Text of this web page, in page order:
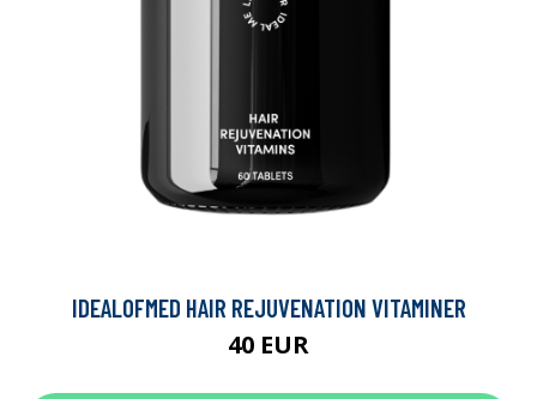
IDEALOFMED HAIR REJUVENATION VITAMINER
40 EUR